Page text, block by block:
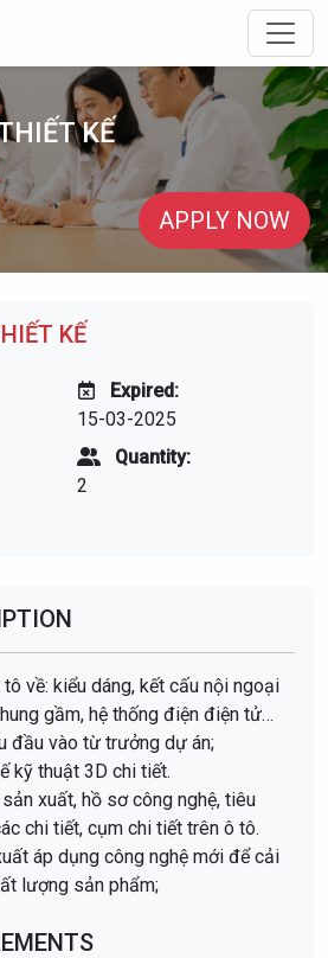
KẾ
APPLY NOW
KẾ
Expired:
15-03-2025
Quantity:
2
về: kiểu dáng, kết cấu nội ngoại
gầm, hệ thống điện điện tử…
đầu vào từ trưởng dự án;
kỹ thuật 3D chi tiết.
xuất, hồ sơ công nghệ, tiêu
chi tiết, cụm chi tiết trên ô tô.
áp dụng công nghệ mới để cải
lượng sản phẩm;